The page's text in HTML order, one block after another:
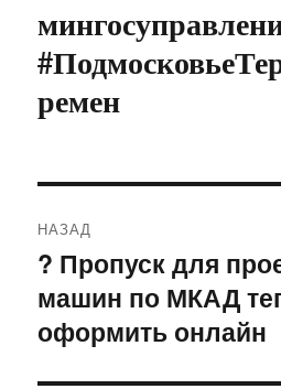
ремен
по
записям
НАЗАД
Предыдущая
запись:
? Пропуск для
машин по МКАД
оформить онлайн